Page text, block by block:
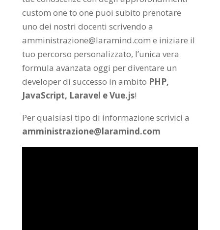
custom one to one puoi subito prenotare
uno dei nostri docenti scrivendo a
amministrazione@laramind.com e iniziare il
tuo percorso personalizzato, l’unica vera
formula avanzata oggi per diventare un
developer di successo in ambito PHP,
JavaScript, Laravel e Vue.js!
Per qualsiasi tipo di informazione scrivici a
amministrazione@laramind.com